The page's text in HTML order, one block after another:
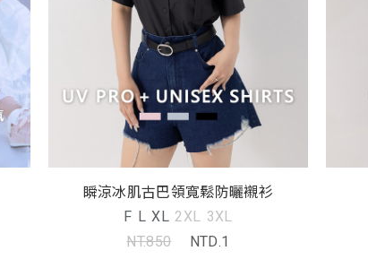
瞬涼冰肌古巴領寬鬆防曬襯衫
F L XL 2XL 3XL
NT.850
NTD.1